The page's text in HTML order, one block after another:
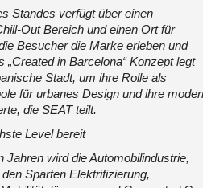
Standes verfügt über einen
Out Bereich und einen Ort für
Besucher die Marke erleben und
„Created in Barcelona“ Konzept legt
Stadt, um ihre Rolle als
für urbanes Design und ihre
die SEAT teilt.
Level bereit
Jahren wird die Automobilindustrie,
Sparten Elektrifizierung,